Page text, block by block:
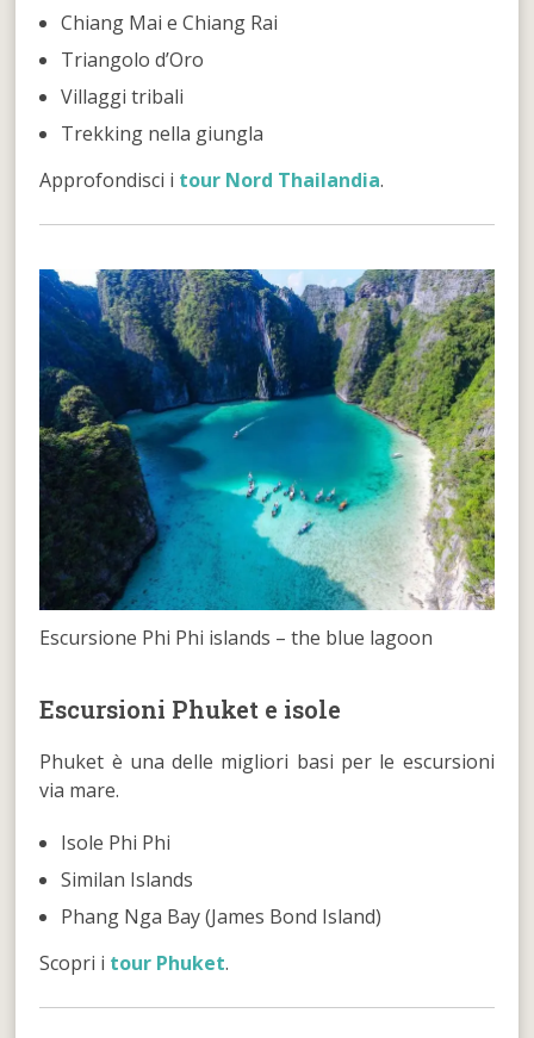
Chiang Mai e Chiang Rai
Triangolo d’Oro
Villaggi tribali
Trekking nella giungla
Approfondisci i tour Nord Thailandia.
Escursione Phi Phi islands – the blue lagoon
Escursioni Phuket e isole
Phuket è una delle migliori basi per le escursioni
via mare.
Isole Phi Phi
Similan Islands
Phang Nga Bay (James Bond Island)
Scopri i tour Phuket.